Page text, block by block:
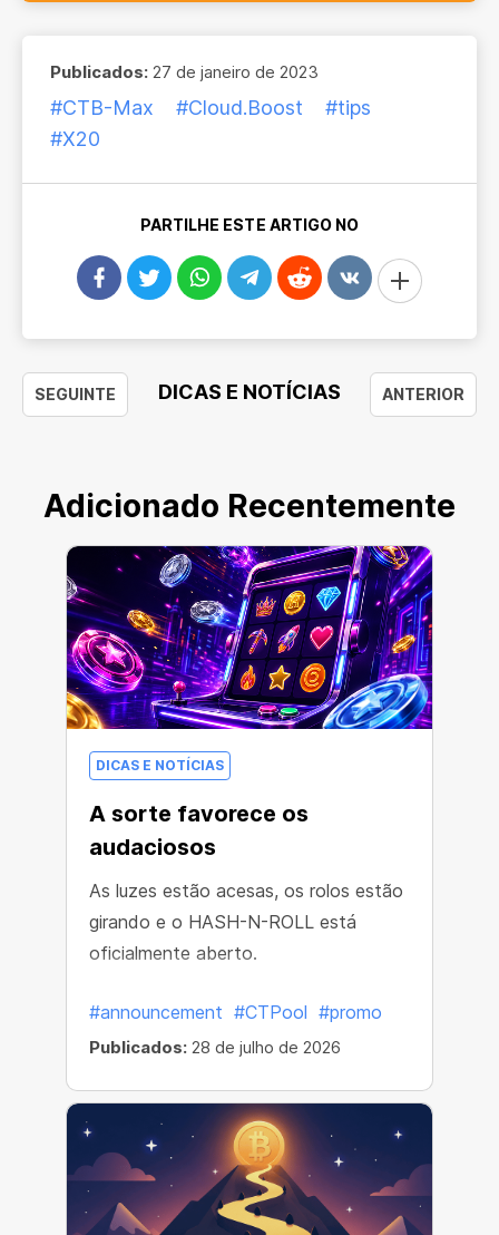
Publicados: 27 de janeiro de 2023
#CTB-Max #Cloud.Boost
#tips
#X20
PARTILHE ESTE ARTIGO NO
SEGUINTE DICAS E NOTÍCIAS ANTERIOR
Adicionado Recentemente
DICAS E NOTÍCIAS
A sorte favorece os
audaciosos
As luzes estão acesas, os rolos estão
girando e o HASH-N-ROLL está
oficialmente aberto.
#announcement #CTPool #promo
Publicados: 28 de julho de 2026